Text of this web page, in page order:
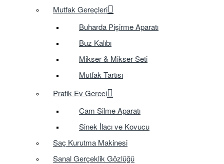
Mutfak Gereçleri
Buharda Pişirme Aparatı
Buz Kalıbı
Mikser & Mikser Seti
Mutfak Tartısı
Pratik Ev Gereci
Cam Silme Aparatı
Sinek İlacı ve Kovucu
Saç Kurutma Makinesi
Sanal Gerçeklik Gözlüğü